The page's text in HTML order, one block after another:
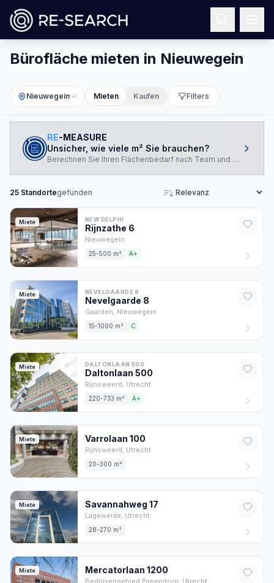
Bürofläche mieten in Nieuwegein
Nieuwegein Mieten Kaufen Filters
RE-MEASURE
Unsicher, wie viele m² Sie brauchen?
Berechnen Sie Ihren Flächenbedarf nach Team und
25 Standortegefunden Sortieren
Miete NEW DELPHI
Rijnzathe 6
Nieuwegein
25-500 m² A+
Miete NEVELGAARDE 8
Nevelgaarde 8
Gaarden, Nieuwegein
15-1000 m² C
Miete DALTONLAAN 500
Daltonlaan 500
Rijnsweerd, Utrecht
220-733 m² A+
Miete Varrolaan 100
Rijnsweerd, Utrecht
20-300 m²
Miete Savannahweg 17
Lageweide, Utrecht
28-270 m²
Miete Mercatorlaan 1200
Bedrijvengebied Papendorp, Utrecht